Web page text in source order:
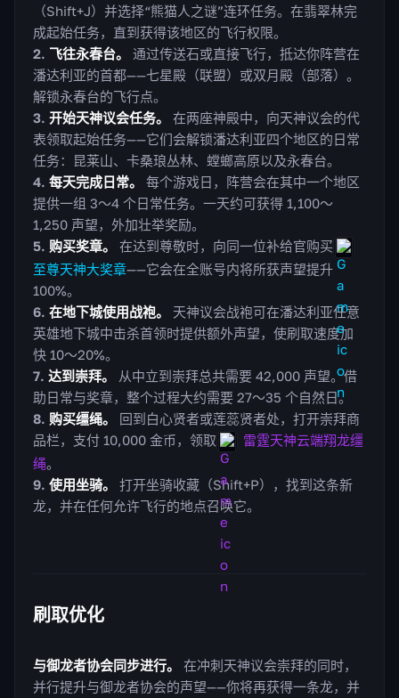
（Shift+J）并选择“熊猫人之谜”连环任务。在翡翠林完
成起始任务，直到获得该地区的飞行权限。
飞往永春台。
通过传送石或直接飞行，抵达你阵营在
潘达利亚的首都——七星殿（联盟）或双月殿（部落）。
解锁永春台的飞行点。
开始天神议会任务。
在两座神殿中，向天神议会的代
表领取起始任务——它们会解锁潘达利亚四个地区的日常
任务：昆莱山、卡桑琅丛林、螳螂高原以及永春台。
每天完成日常。
每个游戏日，阵营会在其中一个地区
提供一组 3～4 个日常任务。一天约可获得 1,100～
1,250 声望，外加壮举奖励。
购买奖章。
在达到尊敬时，向同一位补给官购买
至尊天神大奖章——它会在全账号内将所获声望提升
100%。
在地下城使用战袍。
天神议会战袍可在潘达利亚任意
英雄地下城中击杀首领时提供额外声望，使刷取速度加
快 10～20%。
达到崇拜。
从中立到崇拜总共需要 42,000 声望。借
助日常与奖章，整个过程大约需要 27～35 个自然日。
购买缰绳。
回到白心贤者或莲蕊贤者处，打开崇拜商
品栏，支付 10,000 金币，领取
雷霆天神云端翔龙缰
绳。
使用坐骑。
打开坐骑收藏（Shift+P），找到这条新
龙，并在任何允许飞行的地点召唤它。
刷取优化
与御龙者协会同步进行。
在冲刺天神议会崇拜的同时，
并行提升与御龙者协会的声望——你将再获得一条龙，并